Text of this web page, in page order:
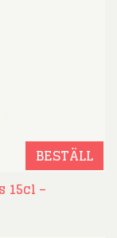
BESTÄLL
15cl –